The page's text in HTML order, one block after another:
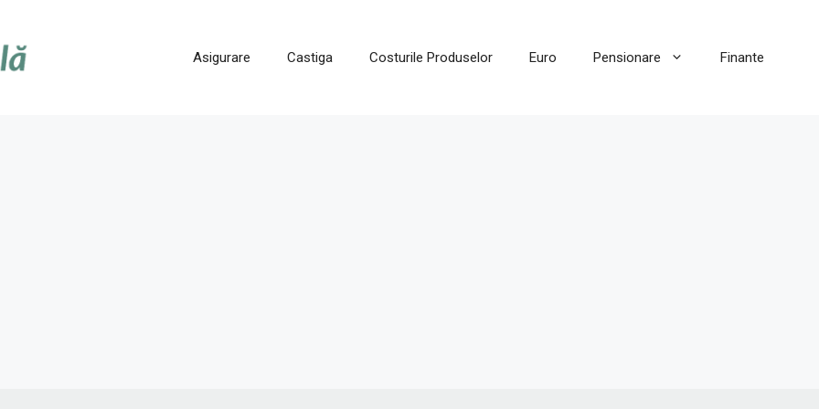
Asigurare Castiga Costurile Produselor Euro Pensionare Finante